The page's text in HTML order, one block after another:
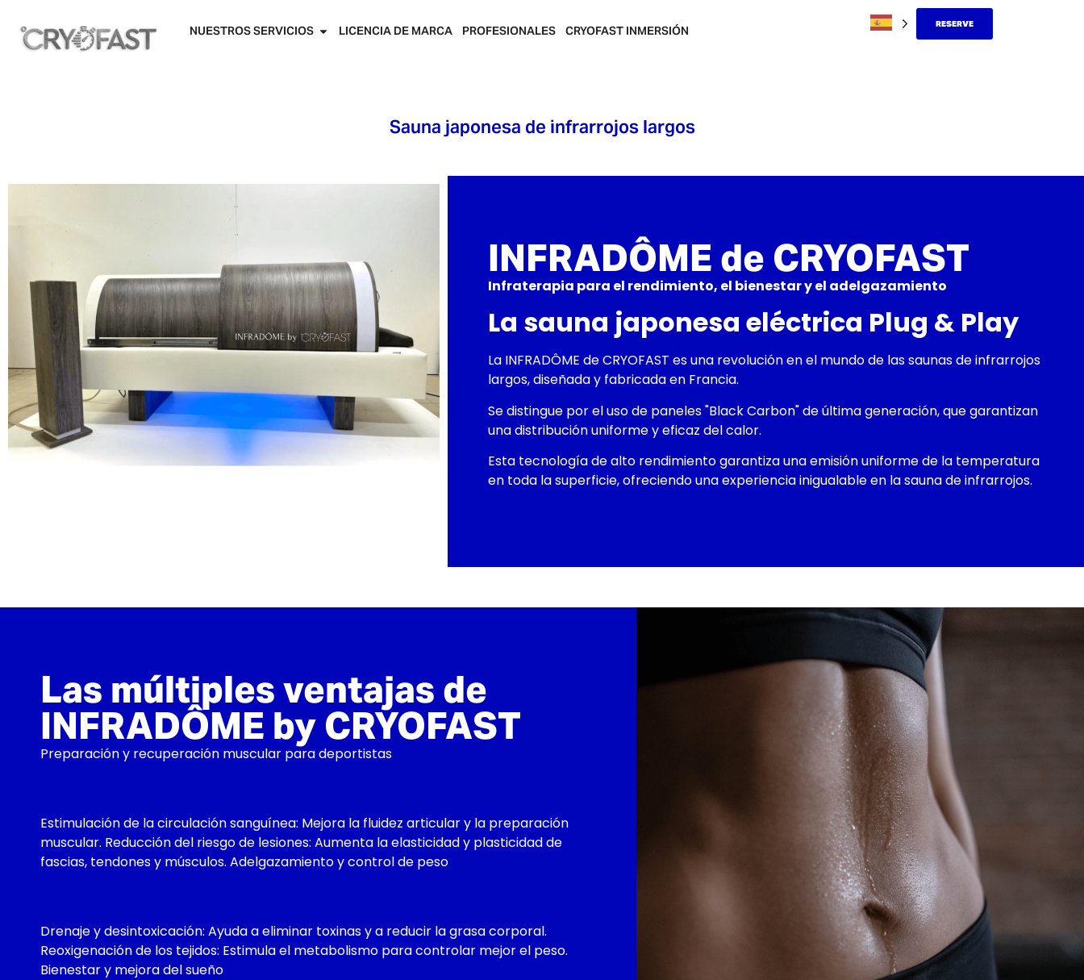
NUESTROS SERVICIOS LICENCIA DE MARCA PROFESIONALES CRYOFAST INMERSIÓN RESERVE
Sauna japonesa de infrarrojos largos
INFRADÔME de CRYOFAST
Infraterapia para el rendimiento, el bienestar y el adelgazamiento
La sauna japonesa eléctrica Plug & Play
La INFRADÔME de CRYOFAST es una revolución en el mundo de las saunas de infrarrojos
largos, diseñada y fabricada en Francia.
Se distingue por el uso de paneles "Black Carbon" de última generación, que garantizan
una distribución uniforme y eficaz del calor.
Esta tecnología de alto rendimiento garantiza una emisión uniforme de la temperatura
en toda la superficie, ofreciendo una experiencia inigualable en la sauna de infrarrojos.
Las múltiples ventajas de
INFRADÔME by CRYOFAST
Preparación y recuperación muscular para deportistas
Estimulación de la circulación sanguínea: Mejora la fluidez articular y la preparación
muscular. Reducción del riesgo de lesiones: Aumenta la elasticidad y plasticidad de
fascias, tendones y músculos. Adelgazamiento y control de peso
Drenaje y desintoxicación: Ayuda a eliminar toxinas y a reducir la grasa corporal.
Reoxigenación de los tejidos: Estimula el metabolismo para controlar mejor el peso.
Bienestar y mejora del sueño